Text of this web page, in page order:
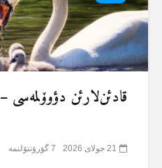
قادئن‌لارئن دؤوۆلمەسی – 10
21 جولای 2026 7 گؤرۆنتۆلنمە